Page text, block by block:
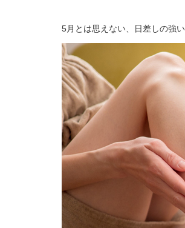
5月とは思えない、日差しの強